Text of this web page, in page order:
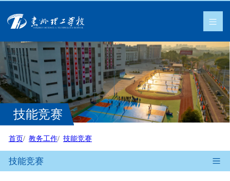
技能竞赛
首页 教务工作 技能竞赛
技能竞赛